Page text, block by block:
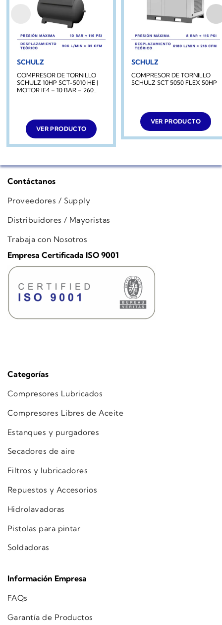
SCHULZ
COMPRESOR DE TORNILLO
SCHULZ 10HP SCT-5010 HE |
MOTOR IE4 – 10 BAR – 260
VER PRODUCTO
SCHULZ
COMPRESOR DE TORNILLO
SCHULZ SCT 5050 FLEX 50HP
VER PRODUCTO
Categorías
Compresores Lubricados
Compresores Libres de Aceite
Estanques y purgadores
Secadores de aire
Filtros y lubricadores
Repuestos y Accesorios
Hidrolavadoras
Pistolas para pintar
Soldadoras
Información Empresa
FAQs
Garantía de Productos
Contáctanos
Proveedores / Supply
Distribuidores / Mayoristas
Trabaja con Nosotros
Empresa Certificada ISO 9001